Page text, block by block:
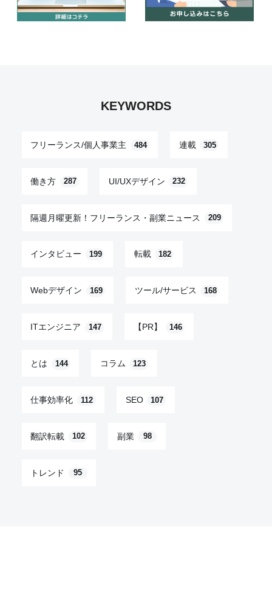
KEYWORDS
フリーランス/個人事業主 484 連載 305
働き方 287 UI/UXデザイン 232
隔週月曜更新！フリーランス・副業ニュース 209
インタビュー 199 転載 182
Webデザイン 169 ツール/サービス 168
ITエンジニア 147 【PR】 146
とは 144 コラム 123
仕事効率化 112 SEO 107
翻訳転載 102 副業 98
トレンド 95